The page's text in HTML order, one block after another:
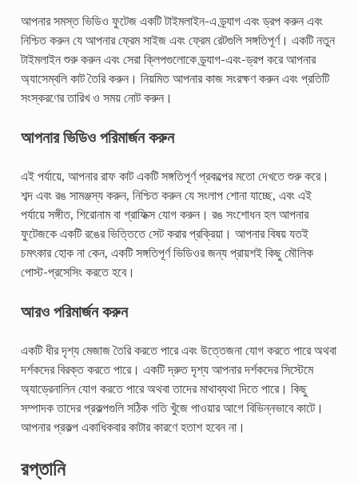
আপনার সমস্ত ভিডিও ফুটেজ একটি টাইমলাইন-এ ড্র্যাগ এবং ড্রপ করুন এবং
নিশ্চিত করুন যে আপনার ফ্রেম সাইজ এবং ফ্রেম রেটগুলি সঙ্গতিপূর্ণ। একটি নতুন
টাইমলাইন শুরু করুন এবং সেরা ক্লিপগুলোকে ড্র্যাগ-এবং-ড্রপ করে আপনার
অ্যাসেম্বলি কাট তৈরি করুন। নিয়মিত আপনার কাজ সংরক্ষণ করুন এবং প্রতিটি
সংস্করণের তারিখ ও সময় নোট করুন।
আপনার ভিডিও পরিমার্জন করুন
এই পর্যায়ে, আপনার রাফ কাট একটি সঙ্গতিপূর্ণ প্রকল্পের মতো দেখতে শুরু করে।
শব্দ এবং রঙ সামঞ্জস্য করুন, নিশ্চিত করুন যে সংলাপ শোনা যাচ্ছে, এবং এই
পর্যায়ে সঙ্গীত, শিরোনাম বা গ্রাফিক্স যোগ করুন। রঙ সংশোধন হল আপনার
ফুটেজকে একটি রঙের ভিত্তিতে সেট করার প্রক্রিয়া। আপনার বিষয় যতই
চমৎকার হোক না কেন, একটি সঙ্গতিপূর্ণ ভিডিওর জন্য প্রায়শই কিছু মৌলিক
পোস্ট-প্রসেসিং করতে হবে।
আরও পরিমার্জন করুন
একটি ধীর দৃশ্য মেজাজ তৈরি করতে পারে এবং উত্তেজনা যোগ করতে পারে অথবা
দর্শকদের বিরক্ত করতে পারে। একটি দ্রুত দৃশ্য আপনার দর্শকদের সিস্টেমে
অ্যাড্রেনালিন যোগ করতে পারে অথবা তাদের মাথাব্যথা দিতে পারে। কিছু
সম্পাদক তাদের প্রকল্পগুলি সঠিক গতি খুঁজে পাওয়ার আগে বিভিন্নভাবে কাটে।
আপনার প্রকল্প একাধিকবার কাটার কারণে হতাশ হবেন না।
রপ্তানি